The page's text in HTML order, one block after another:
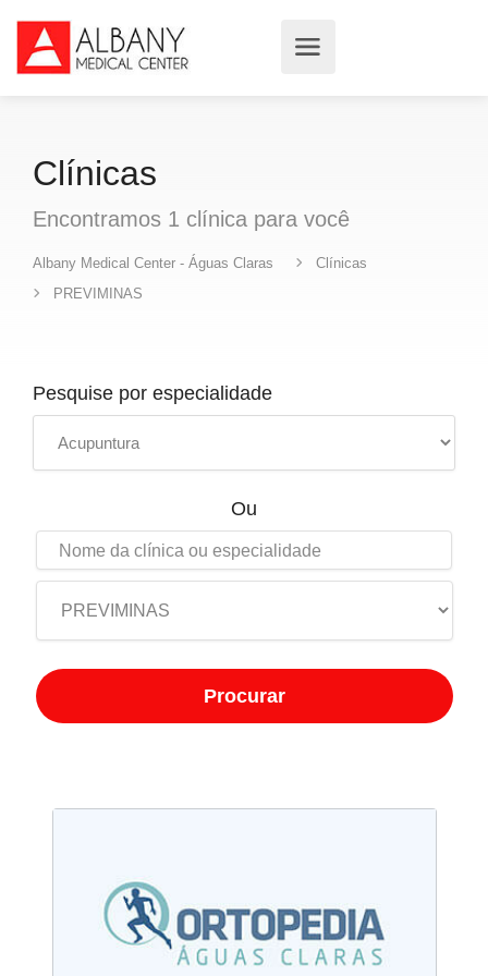
Clínicas
Encontramos 1 clínica para você
Albany Medical Center - Águas Claras
Clínicas
PREVIMINAS
Pesquise por especialidade
Ou
Procurar